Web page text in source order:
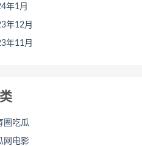
年1月
年12月
年11月
圈吃瓜
网电影